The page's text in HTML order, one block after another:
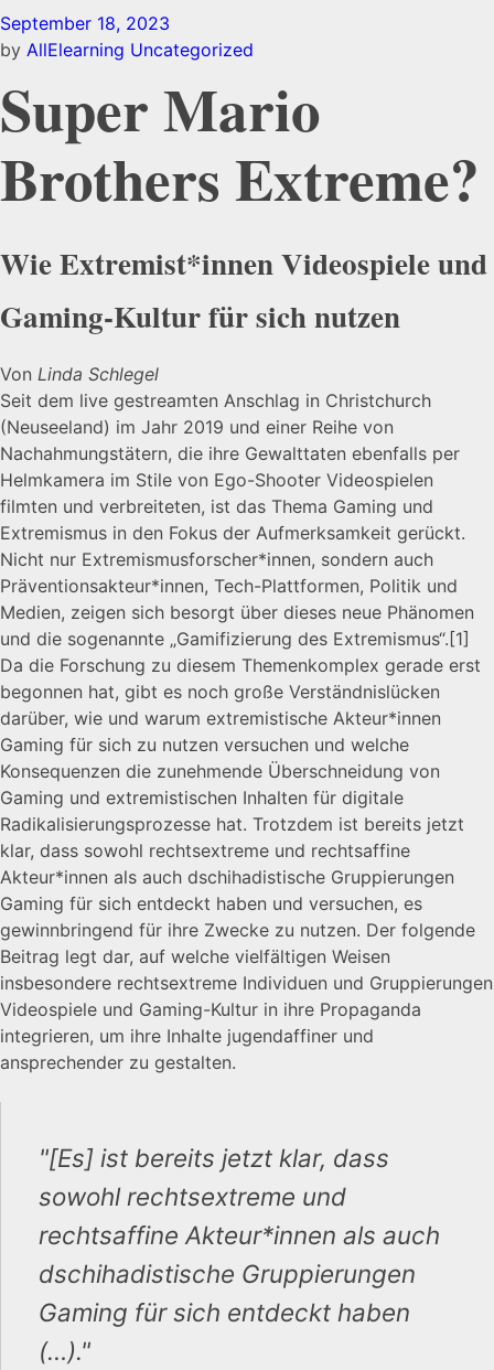
September 18, 2023
by AllElearning Uncategorized
Super Mario
Brothers Extreme?
Wie Extremist*innen Videospiele und
Gaming-Kultur für sich nutzen
Von Linda Schlegel
Seit dem live gestreamten Anschlag in Christchurch
(Neuseeland) im Jahr 2019 und einer Reihe von
Nachahmungstätern, die ihre Gewalttaten ebenfalls per
Helmkamera im Stile von Ego-Shooter Videospielen
filmten und verbreiteten, ist das Thema Gaming und
Extremismus in den Fokus der Aufmerksamkeit gerückt.
Nicht nur Extremismusforscher*innen, sondern auch
Präventionsakteur*innen, Tech-Plattformen, Politik und
Medien, zeigen sich besorgt über dieses neue Phänomen
und die sogenannte „Gamifizierung des Extremismus“.[1]
Da die Forschung zu diesem Themenkomplex gerade erst
begonnen hat, gibt es noch große Verständnislücken
darüber, wie und warum extremistische Akteur*innen
Gaming für sich zu nutzen versuchen und welche
Konsequenzen die zunehmende Überschneidung von
Gaming und extremistischen Inhalten für digitale
Radikalisierungsprozesse hat. Trotzdem ist bereits jetzt
klar, dass sowohl rechtsextreme und rechtsaffine
Akteur*innen als auch dschihadistische Gruppierungen
Gaming für sich entdeckt haben und versuchen, es
gewinnbringend für ihre Zwecke zu nutzen. Der folgende
Beitrag legt dar, auf welche vielfältigen Weisen
insbesondere rechtsextreme Individuen und Gruppierungen
Videospiele und Gaming-Kultur in ihre Propaganda
integrieren, um ihre Inhalte jugendaffiner und
ansprechender zu gestalten.
"[Es] ist bereits jetzt klar, dass
sowohl rechtsextreme und
rechtsaffine Akteur*innen als auch
dschihadistische Gruppierungen
Gaming für sich entdeckt haben
(…)."